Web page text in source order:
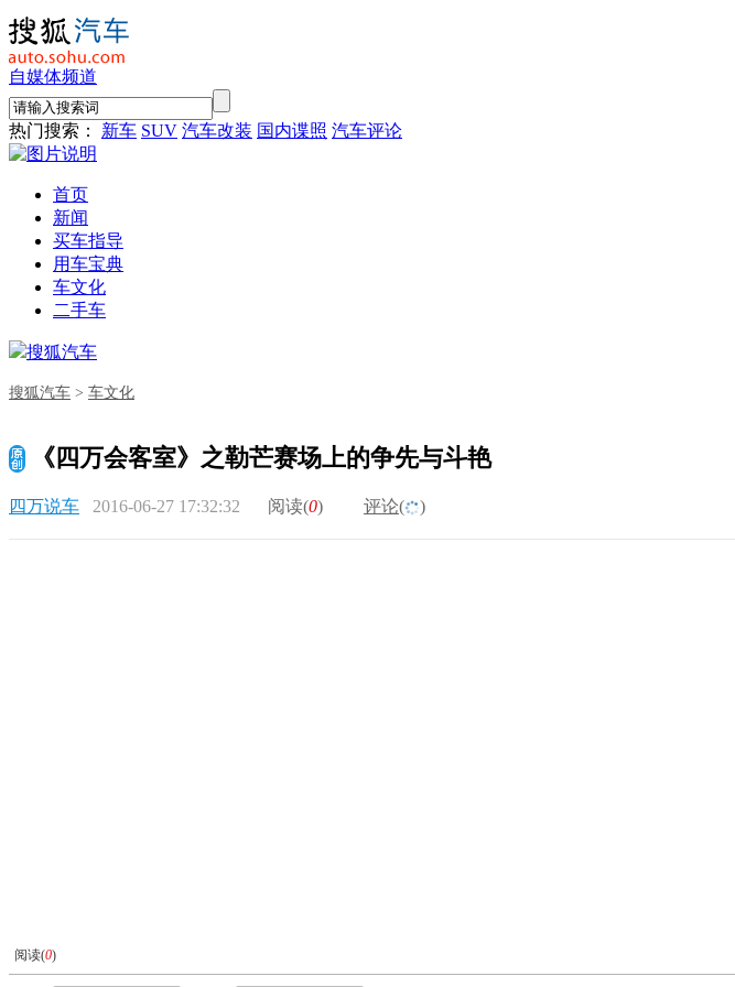
自媒体频道
热门搜索： 新车 SUV 汽车改装 国内谍照 汽车评论
首页
新闻
买车指导
用车宝典
车文化
二手车
搜狐汽车
搜狐汽车 > 车文化
《四万会客室》之勒芒赛场上的争先与斗艳
四万说车 2016-06-27 17:32:32 阅读(0) 评论( )
阅读(0)